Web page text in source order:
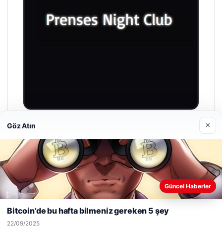
Prenses Night Club
29/04/2026
© 2026 Haber Gezgin
Web sitemizi nasıl kullandığınızı daha iyi anlayabilmek,
deneyiminizi kişiselleştirmek ve geliştirmek amacıyla çerezler
Göz Atın ×
Güncel Haberler
Bitcoin’de bu hafta bilmeniz gereken 5 şey
22/09/2025